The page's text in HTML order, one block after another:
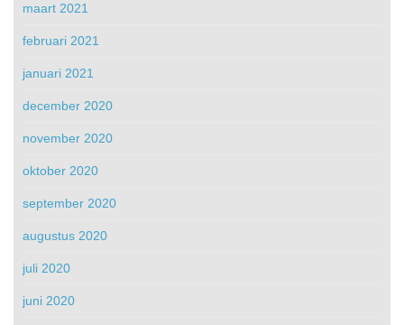
maart 2021
februari 2021
januari 2021
december 2020
november 2020
oktober 2020
september 2020
augustus 2020
juli 2020
juni 2020